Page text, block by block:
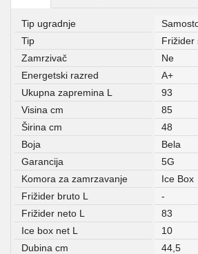
Tip ugradnje
Tip
Frižider
Zamrzivač
Ne
Energetski razred
A+
Ukupna zapremina L
93
Visina cm
85
Širina cm
48
Boja
Bela
Garancija
5G
Komora za zamrzavanje
Ice Box
Frižider bruto L
-
Frižider neto L
83
Ice box net L
10
Dubina cm
44,5